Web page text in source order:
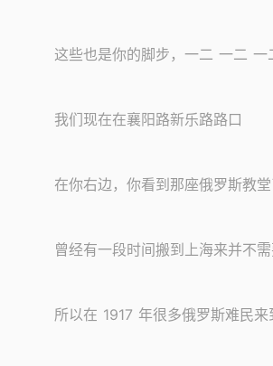
这些也是你的脚步，一二 一二 一
我们现在在襄阳路新乐路路口
在你右边，你看到那座俄罗斯教
曾经有一段时间搬到上海来并不
所以在 1917 年很多俄罗斯难民来